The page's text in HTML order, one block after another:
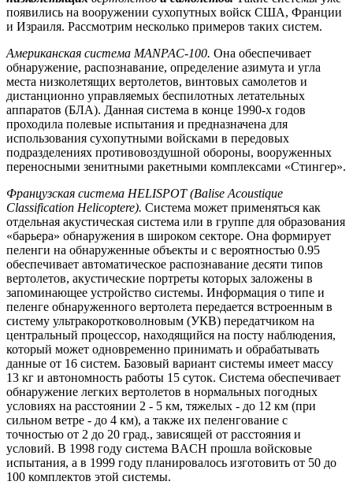
появились на вооружении сухопутных войск США, Франции
и Израиля. Рассмотрим несколько примеров таких систем.
Американская система MANРАС-100. Она обеспечивает
обнаружение, распознавание, определение азимута и угла
места низколетящих вертолетов, винтовых самолетов и
дистанционно управляемых беспилотных летательных
аппаратов (БЛА). Данная система в конце 1990-х годов
проходила полевые испытания и предназначена для
использования сухопутными войсками в передовых
подразделениях противовоздушной обороны, вооруженных
переносными зенитными ракетными комплексами «Стингер».
Французская система HELISPOT (Balise Acoustique
Classification Helicoptere). Система может применяться как
отдельная акустическая система или в группе для образования
«барьера» обнаружения в широком секторе. Она формирует
пеленги на обнаруженные объекты и с вероятностью 0.95
обеспечивает автоматическое распознавание десяти типов
вертолетов, акустические портреты которых заложены в
запоминающее устройство системы. Информация о типе и
пеленге обнаруженного вертолета передается встроенным в
систему ультракоротковолновым (УКВ) передатчиком на
центральный процессор, находящийся на посту наблюдения,
который может одновременно принимать и обрабатывать
данные от 16 систем. Базовый вариант системы имеет массу
13 кг и автономность работы 15 суток. Система обеспечивает
обнаружение легких вертолетов в нормальных погодных
условиях на расстоянии 2 - 5 км, тяжелых - до 12 км (при
сильном ветре - до 4 км), а также их пеленгование с
точностью от 2 до 20 град., зависящей от расстояния и
условий. В 1998 году система BACH прошла войсковые
испытания, а в 1999 году планировалось изготовить от 50 до
100 комплектов этой системы.